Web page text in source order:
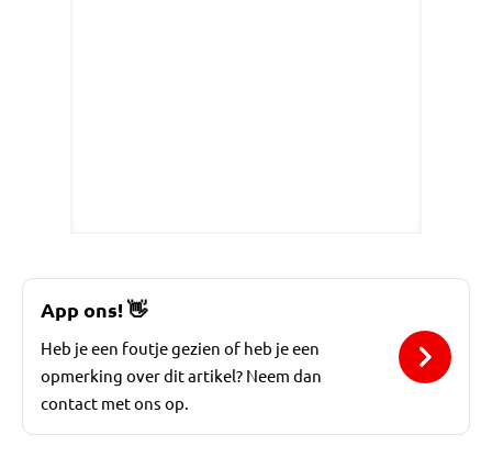
App ons!👋
Heb je een foutje gezien of heb je een
opmerking over dit artikel? Neem dan
contact met ons op.